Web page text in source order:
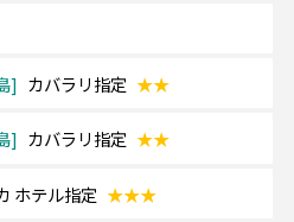
らはアテネ市街の美しい景色を見
の格付けで例年上位の実績を誇り
・設備、厳選された機内食、
カバラリ指定 ★★
カバラリ指定 ★★
ホテル指定 ★★★